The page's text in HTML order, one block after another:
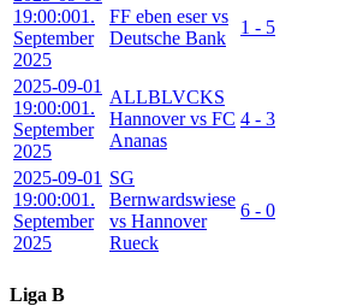
19:00:001.
September
2025
FF eben eser vs
Deutsche Bank
1 - 5
2025-09-01
19:00:001.
September
2025
ALLBLVCKS
Hannover vs FC
Ananas
4 - 3
2025-09-01
19:00:001.
September
2025
SG
Bernwardswiese
vs Hannover
Rueck
6 - 0
Liga B